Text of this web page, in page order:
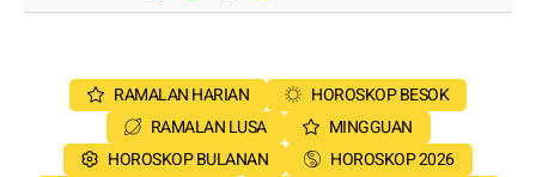
RAMALAN HARIAN
HOROSKOP BESOK
RAMALAN LUSA
MINGGUAN
HOROSKOP BULANAN
HOROSKOP 2026